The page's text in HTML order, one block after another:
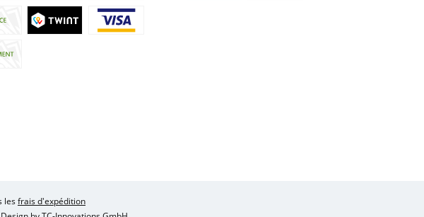
lesfrais d'expédition